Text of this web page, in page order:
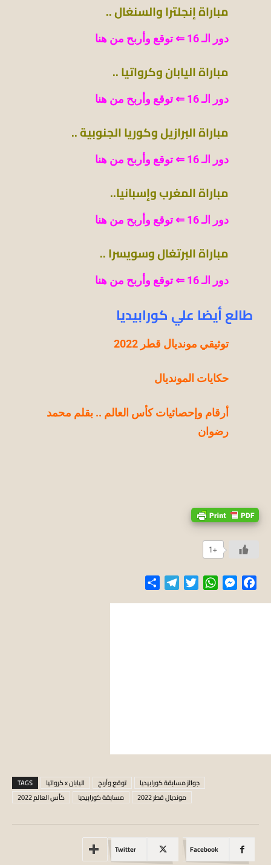
مباراة إنجلترا والسنغال ..
دور الـ 16 ⇐ توقع وأربح من هنا
مباراة اليابان وكرواتيا ..
دور الـ 16 ⇐ توقع وأربح من هنا
مباراة البرازيل وكوريا الجنوبية ..
دور الـ 16 ⇐ توقع وأربح من هنا
مباراة المغرب وإسبانيا..
دور الـ 16 ⇐ توقع وأربح من هنا
مباراة البرتغال وسويسرا ..
دور الـ 16 ⇐ توقع وأربح من هنا
طالع أيضا علي كورابيديا
توثيقي مونديال قطر 2022
حكايات المونديال
أرقام وإحصائيات كأس العالم .. بقلم محمد
رضوان
+1
Facebook
Messenger
WhatsApp
Twitter
Telegram
TAGS اليابان x كرواتيا توقع وأربح
جوائز مسابقة كورابيديا
كأس العالم 2022
مسابقة كورابيديا مونديال قطر 2022
Facebook
Twitter